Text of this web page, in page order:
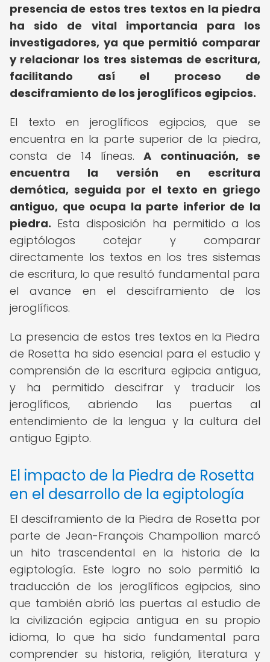
presencia de estos tres textos en la piedra
ha sido de vital importancia para los
investigadores, ya que permitió comparar
y relacionar los tres sistemas de escritura,
facilitando así el proceso de
desciframiento de los jeroglíficos egipcios.
El texto en jeroglíficos egipcios, que se
encuentra en la parte superior de la piedra,
consta de 14 líneas.A continuación, se
encuentra la versión en escritura
demótica, seguida por el texto en griego
antiguo, que ocupa la parte inferior de la
piedra. Esta disposición ha permitido a los
egiptólogos cotejar y comparar
directamente los textos en los tres sistemas
de escritura, lo que resultó fundamental para
el avance en el desciframiento de los
jeroglíficos.
La presencia de estos tres textos en la Piedra
de Rosetta ha sido esencial para el estudio y
comprensión de la escritura egipcia antigua,
y ha permitido descifrar y traducir los
jeroglíficos, abriendo las puertas al
entendimiento de la lengua y la cultura del
antiguo Egipto.
El impacto de la Piedra de Rosetta
en el desarrollo de la egiptología
El desciframiento de la Piedra de Rosetta por
parte de Jean-François Champollion marcó
un hito trascendental en la historia de la
egiptología. Este logro no solo permitió la
traducción de los jeroglíficos egipcios, sino
que también abrió las puertas al estudio de
la civilización egipcia antigua en su propio
idioma, lo que ha sido fundamental para
comprender su historia, religión, literatura y